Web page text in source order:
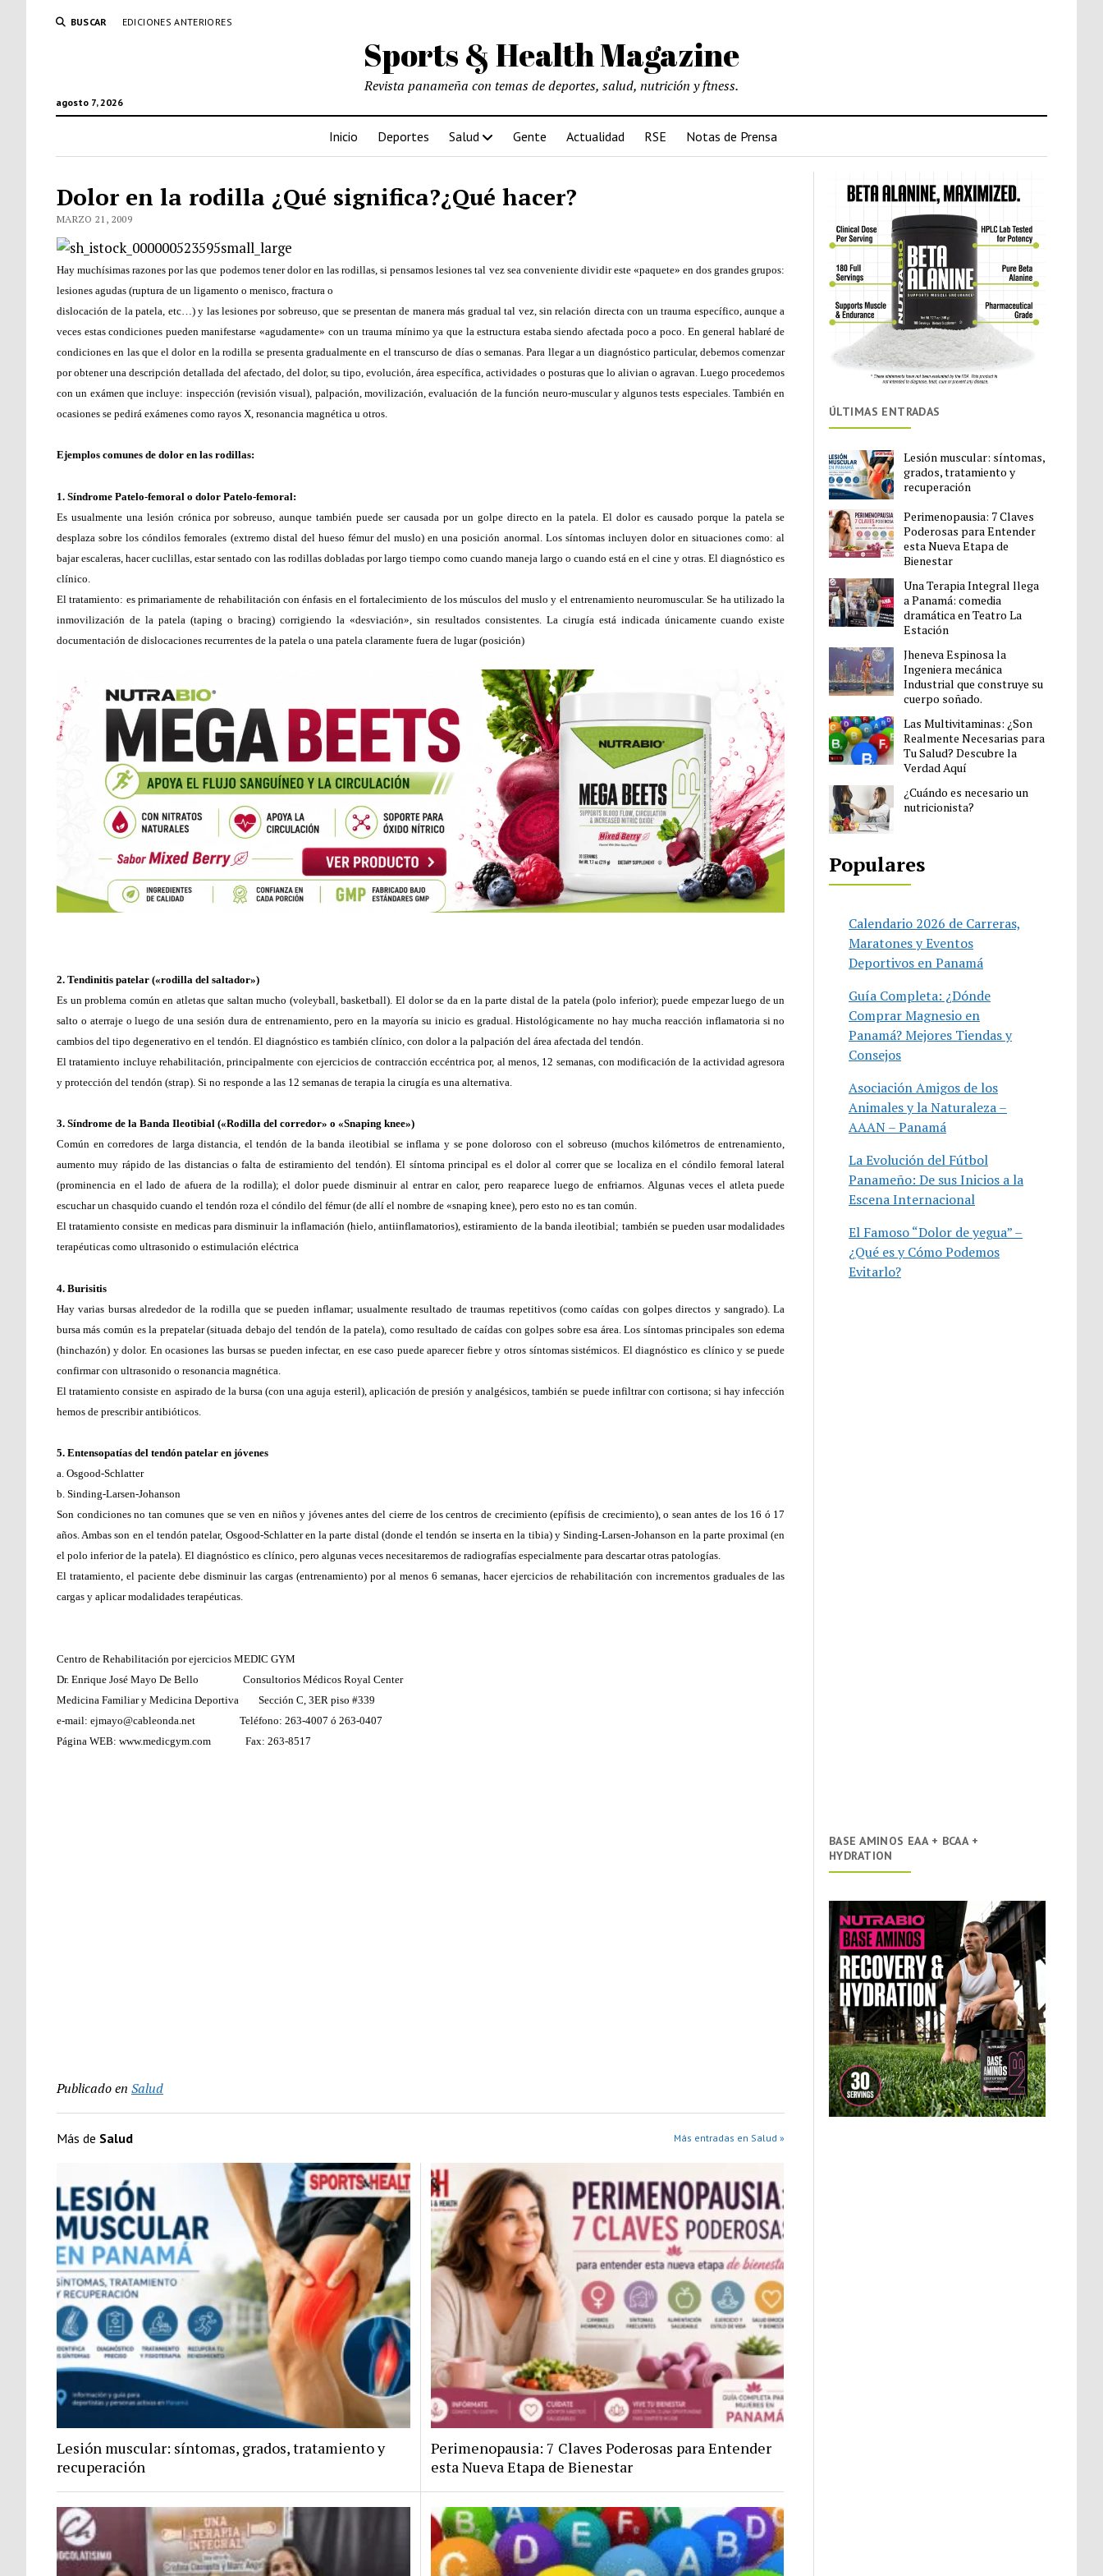
BUSCAR EDICIONES ANTERIORES
Sports & Health Magazine
agosto 7, 2026
Revista panameña con temas de deportes, salud, nutrición y ftness.
Inicio Deportes Salud Gente Actualidad RSE Notas de Prensa
Dolor en la rodilla ¿Qué significa?¿Qué hacer?
MARZO 21, 2009
Hay muchísimas razones por las que podemos tener dolor en las rodillas, si pensamos lesiones tal vez sea conveniente dividir este «paquete» en dos grandes grupos:
lesiones agudas (ruptura de un ligamento o menisco, fractura o
dislocación de la patela, etc…) y las lesiones por sobreuso, que se presentan de manera más gradual tal vez, sin relación directa con un trauma específico, aunque a
veces estas condiciones pueden manifestarse «agudamente» con un trauma mínimo ya que la estructura estaba siendo afectada poco a poco. En general hablaré de
condiciones en las que el dolor en la rodilla se presenta gradualmente en el transcurso de días o semanas. Para llegar a un diagnóstico particular, debemos comenzar
por obtener una descripción detallada del afectado, del dolor, su tipo, evolución, área específica, actividades o posturas que lo alivian o agravan. Luego procedemos
con un exámen que incluye: inspección (revisión visual), palpación, movilización, evaluación de la función neuro-muscular y algunos tests especiales. También en
ocasiones se pedirá exámenes como rayos X, resonancia magnética u otros.
Ejemplos comunes de dolor en las rodillas:
1. Síndrome Patelo-femoral o dolor Patelo-femoral:
Es usualmente una lesión crónica por sobreuso, aunque también puede ser causada por un golpe directo en la patela. El dolor es causado porque la patela se
desplaza sobre los cóndilos femorales (extremo distal del hueso fémur del muslo) en una posición anormal. Los síntomas incluyen dolor en situaciones como: al
bajar escaleras, hacer cuclillas, estar sentado con las rodillas dobladas por largo tiempo como cuando maneja largo o cuando está en el cine y otras. El diagnóstico es
clínico.
El tratamiento: es primariamente de rehabilitación con énfasis en el fortalecimiento de los músculos del muslo y el entrenamiento neuromuscular. Se ha utilizado la
inmovilización de la patela (taping o bracing) corrigiendo la «desviación», sin resultados consistentes. La cirugía está indicada únicamente cuando existe
documentación de dislocaciones recurrentes de la patela o una patela claramente fuera de lugar (posición)
2. Tendinitis patelar («rodilla del saltador»)
Es un problema común en atletas que saltan mucho (voleyball, basketball). El dolor se da en la parte distal de la patela (polo inferior); puede empezar luego de un
salto o aterraje o luego de una sesión dura de entrenamiento, pero en la mayoría su inicio es gradual. Histológicamente no hay mucha reacción inflamatoria si no
cambios del tipo degenerativo en el tendón. El diagnóstico es también clínico, con dolor a la palpación del área afectada del tendón.
El tratamiento incluye rehabilitación, principalmente con ejercicios de contracción eccéntrica por, al menos, 12 semanas, con modificación de la actividad agresora
y protección del tendón (strap). Si no responde a las 12 semanas de terapia la cirugía es una alternativa.
3. Síndrome de la Banda Ileotibial («Rodilla del corredor» o «Snaping knee»)
Común en corredores de larga distancia, el tendón de la banda ileotibial se inflama y se pone doloroso con el sobreuso (muchos kilómetros de entrenamiento,
aumento muy rápido de las distancias o falta de estiramiento del tendón). El síntoma principal es el dolor al correr que se localiza en el cóndilo femoral lateral
(prominencia en el lado de afuera de la rodilla); el dolor puede disminuir al entrar en calor, pero reaparece luego de enfriarnos. Algunas veces el atleta puede
escuchar un chasquido cuando el tendón roza el cóndilo del fémur (de allí el nombre de «snaping knee), pero esto no es tan común.
El tratamiento consiste en medicas para disminuir la inflamación (hielo, antiinflamatorios), estiramiento de la banda ileotibial; también se pueden usar modalidades
terapéuticas como ultrasonido o estimulación eléctrica
4. Burisitis
Hay varias bursas alrededor de la rodilla que se pueden inflamar; usualmente resultado de traumas repetitivos (como caídas con golpes directos y sangrado). La
bursa más común es la prepatelar (situada debajo del tendón de la patela), como resultado de caídas con golpes sobre esa área. Los síntomas principales son edema
(hinchazón) y dolor. En ocasiones las bursas se pueden infectar, en ese caso puede aparecer fiebre y otros síntomas sistémicos. El diagnóstico es clínico y se puede
confirmar con ultrasonido o resonancia magnética.
El tratamiento consiste en aspirado de la bursa (con una aguja esteril), aplicación de presión y analgésicos, también se puede infiltrar con cortisona; si hay infección
hemos de prescribir antibióticos.
5. Entensopatías del tendón patelar en jóvenes
a. Osgood-Schlatter
b. Sinding-Larsen-Johanson
Son condiciones no tan comunes que se ven en niños y jóvenes antes del cierre de los centros de crecimiento (epífisis de crecimiento), o sean antes de los 16 ó 17
años. Ambas son en el tendón patelar, Osgood-Schlatter en la parte distal (donde el tendón se inserta en la tibia) y Sinding-Larsen-Johanson en la parte proximal (en
el polo inferior de la patela). El diagnóstico es clínico, pero algunas veces necesitaremos de radiografías especialmente para descartar otras patologías.
El tratamiento, el paciente debe disminuir las cargas (entrenamiento) por al menos 6 semanas, hacer ejercicios de rehabilitación con incrementos graduales de las
cargas y aplicar modalidades terapéuticas.
Centro de Rehabilitación por ejercicios MEDIC GYM
Dr. Enrique José Mayo De Bello Consultorios Médicos Royal Center
Medicina Familiar y Medicina Deportiva Sección C, 3ER piso #339
e-mail: ejmayo@cableonda.net Teléfono: 263-4007 ó 263-0407
Página WEB: www.medicgym.com Fax: 263-8517
Publicado en Salud
Más de Salud Más entradas en Salud »
Lesión muscular: síntomas, grados, tratamiento y
recuperación
Perimenopausia: 7 Claves Poderosas para Entender
esta Nueva Etapa de Bienestar
ÚLTIMAS ENTRADAS
Lesión muscular: síntomas,
grados, tratamiento y
recuperación
Perimenopausia: 7 Claves
Poderosas para Entender
esta Nueva Etapa de
Bienestar
Una Terapia Integral llega
a Panamá: comedia
dramática en Teatro La
Estación
Jheneva Espinosa la
Ingeniera mecánica
Industrial que construye su
cuerpo soñado.
Las Multivitaminas: ¿Son
Realmente Necesarias para
Tu Salud? Descubre la
Verdad Aquí
¿Cuándo es necesario un
nutricionista?
Populares
Calendario 2026 de Carreras,
Maratones y Eventos
Deportivos en Panamá
Guía Completa: ¿Dónde
Comprar Magnesio en
Panamá? Mejores Tiendas y
Consejos
Asociación Amigos de los
Animales y la Naturaleza –
AAAN – Panamá
La Evolución del Fútbol
Panameño: De sus Inicios a la
Escena Internacional
El Famoso “Dolor de yegua” –
¿Qué es y Cómo Podemos
Evitarlo?
BASE AMINOS EAA + BCAA +
HYDRATION